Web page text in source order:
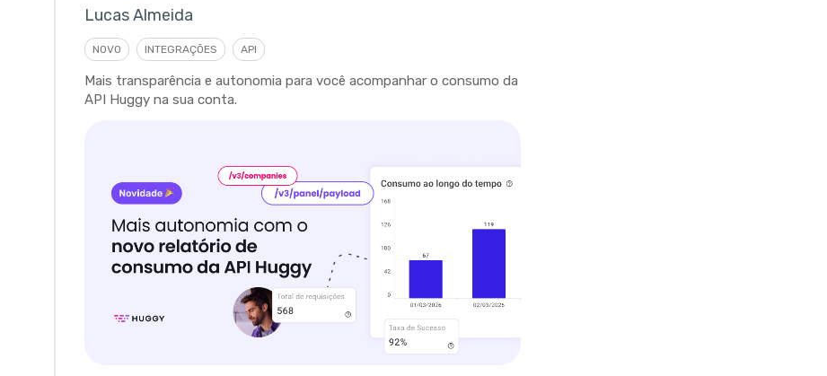
Lucas Almeida
NOVO INTEGRAÇÕES API
Mais transparência e autonomia para você acompanhar o consumo da
API Huggy na sua conta.